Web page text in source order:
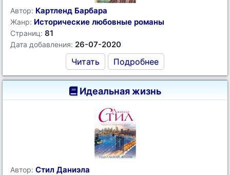
Автор: Картленд Барбара
Жанр: Исторические любовные романы
Страниц: 81
Дата добавления: 26-07-2020
Читать Подробнее
Идеальная жизнь
Автор: Стил Даниэла